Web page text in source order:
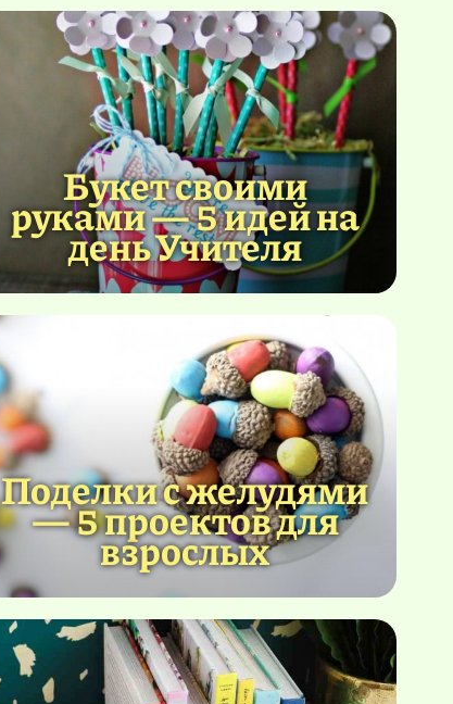
Букет своими
руками — 5 идей на
день Учителя
Поделки с желудями
— 5 проектов для
взрослых